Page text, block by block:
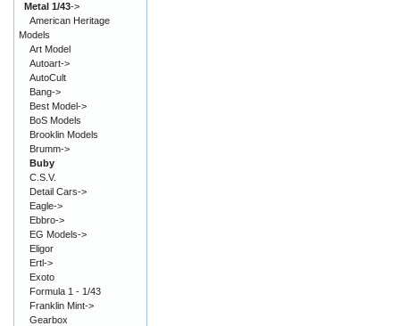
Metal 1/43->
American Heritage
Models
Art Model
Autoart->
AutoCult
Bang->
Best Model->
BoS Models
Brooklin Models
Brumm->
Buby
C.S.V.
Detail Cars->
Eagle->
Ebbro->
EG Models->
Eligor
Ertl->
Exoto
Formula 1 - 1/43
Franklin Mint->
Gearbox